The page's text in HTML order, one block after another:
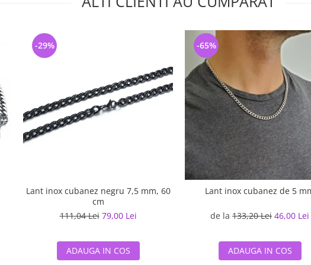
Lant inox cubanez negru 7,5 mm, 60
cm
111,04 Lei 79,00 Lei
-29%
ADAUGA IN COS
Lant inox cubanez de 5
de la 133,20 Lei 46,00 Lei
-65%
ADAUGA IN COS